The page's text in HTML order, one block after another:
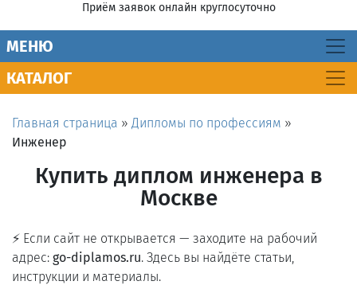
Приём заявок онлайн круглосуточно
MEНЮ
КАТАЛОГ
Главная страница » Дипломы по профессиям »
Инженер
Купить диплом инженера в
Москве
⚡ Если сайт не открывается — заходите на рабочий
адрес: go-diplamos.ru. Здесь вы найдёте статьи,
инструкции и материалы.